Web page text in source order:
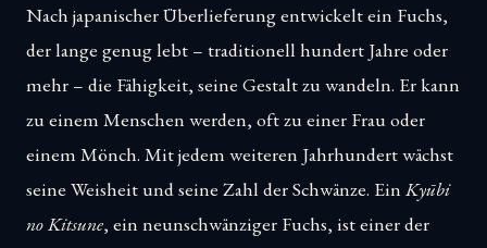
Nach japanischer Überlieferung entwickelt ein Fuchs,
der lange genug lebt – traditionell hundert Jahre oder
mehr – die Fähigkeit, seine Gestalt zu wandeln. Er kann
zu einem Menschen werden, oft zu einer Frau oder
einem Mönch. Mit jedem weiteren Jahrhundert wächst
seine Weisheit und seine Zahl der Schwänze. Ein Kyūbi
no Kitsune, ein neunschwänziger Fuchs, ist einer der